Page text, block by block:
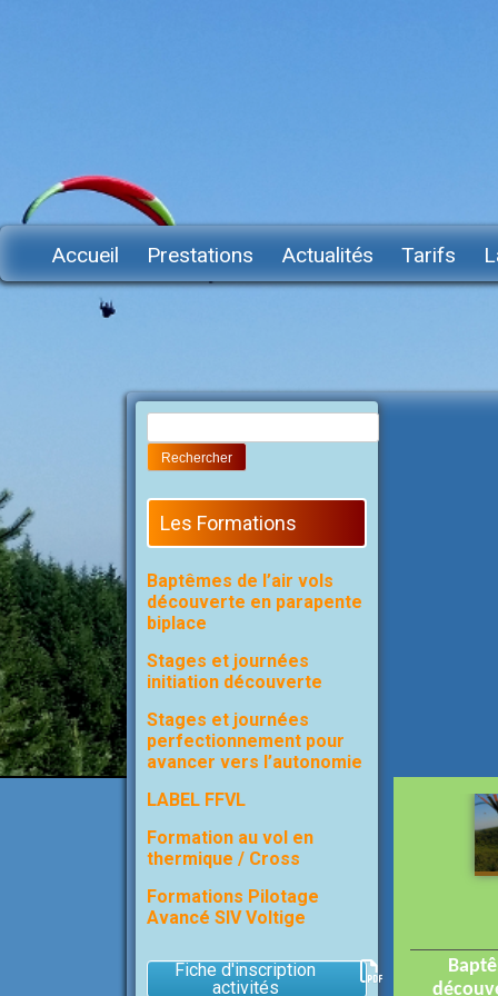
Accueil Prestations Actualités Tarifs
Rechercher :
Les Formations
Baptêmes de l’air vols
découverte en parapente
biplace
Stages et journées
initiation découverte
Stages et journées
perfectionnement pour
avancer vers l’autonomie
LABEL FFVL
Formation au vol en
thermique / Cross
Formations Pilotage
Avancé SIV Voltige
Fiche d'inscription
activités